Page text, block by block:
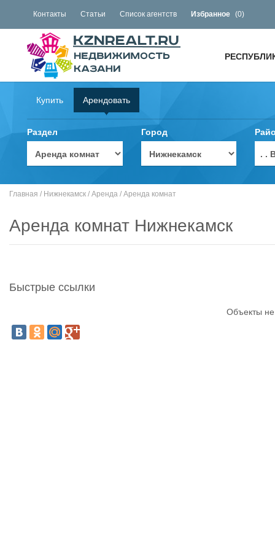
Контакты Статьи Список агентств Избранное (0)
Купить Арендовать
Раздел Город
. .
Главная / Нижнекамск / Аренда / Аренда комнат
Аренда комнат Нижнекамск
Быстрые ссылки
Объекты